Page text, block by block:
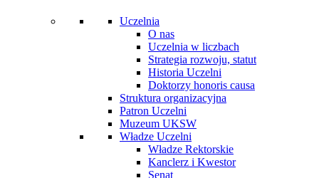
Uczelnia
O nas
Uczelnia w liczbach
Strategia rozwoju, statut
Historia Uczelni
Doktorzy honoris causa
Struktura organizacyjna
Patron Uczelni
Muzeum UKSW
Władze Uczelni
Władze Rektorskie
Kanclerz i Kwestor
Senat